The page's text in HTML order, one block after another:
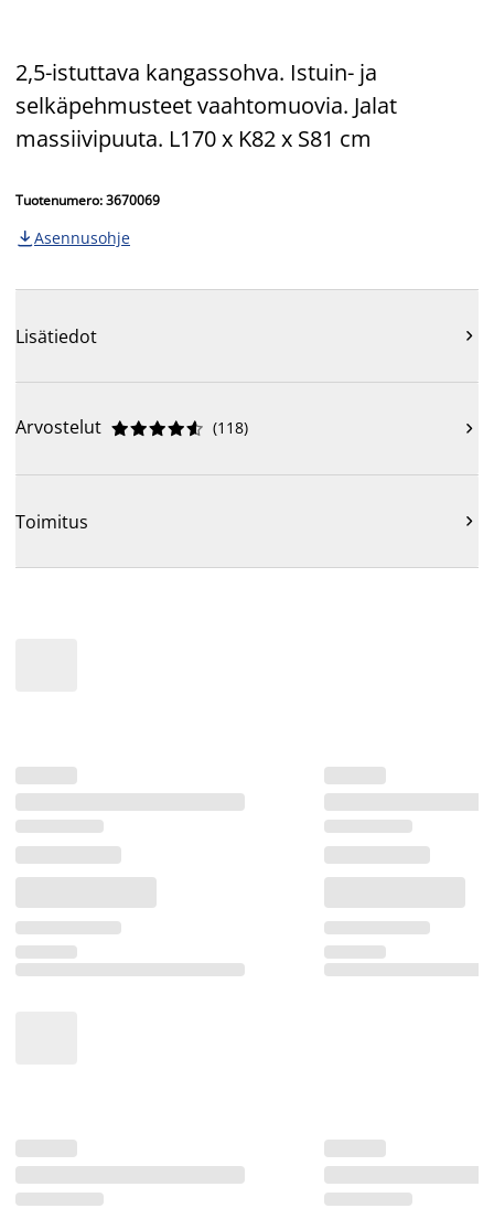
2,5-istuttava kangassohva. Istuin- ja
selkäpehmusteet vaahtomuovia. Jalat
massiivipuuta. L170 x K82 x S81 cm
Tuotenumero: 3670069
 Asennusohje
Lisätiedot 
Arvostelut 




 (118) 
Toimitus 